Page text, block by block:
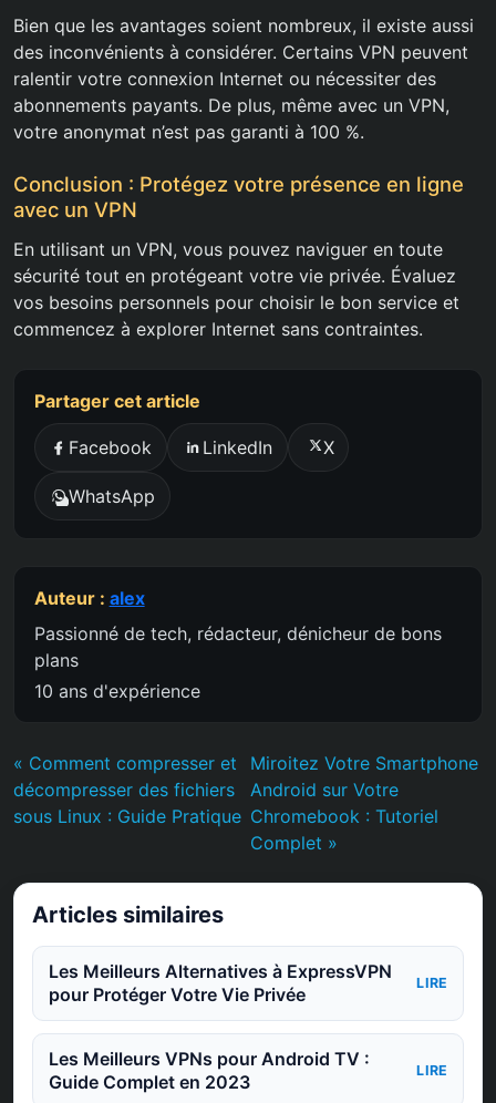
Bien que les avantages soient nombreux, il existe aussi
des inconvénients à considérer. Certains VPN peuvent
ralentir votre connexion Internet ou nécessiter des
abonnements payants. De plus, même avec un VPN,
votre anonymat n’est pas garanti à 100 %.
Conclusion : Protégez votre présence en ligne
avec un VPN
En utilisant un VPN, vous pouvez naviguer en toute
sécurité tout en protégeant votre vie privée. Évaluez
vos besoins personnels pour choisir le bon service et
commencez à explorer Internet sans contraintes.
Partager cet article
Facebook LinkedIn X
WhatsApp
Auteur : alex
Passionné de tech, rédacteur, dénicheur de bons
plans
10 ans d'expérience
« Comment compresser et
décompresser des fichiers
sous Linux : Guide Pratique
Miroitez Votre Smartphone
Android sur Votre
Chromebook : Tutoriel
Complet »
Articles similaires
Les Meilleurs Alternatives à ExpressVPN
pour Protéger Votre Vie Privée
LIRE
Les Meilleurs VPNs pour Android TV :
Guide Complet en 2023
LIRE